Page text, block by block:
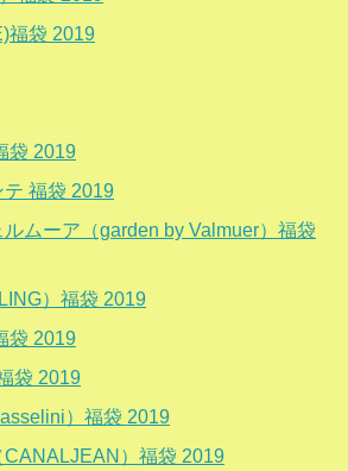
福袋 2019
袋 2019
福袋 2019
ムーア（garden by Valmuer）福袋
）福袋 2019
袋 2019
袋 2019
）福袋 2019
CANALJEAN）福袋 2019